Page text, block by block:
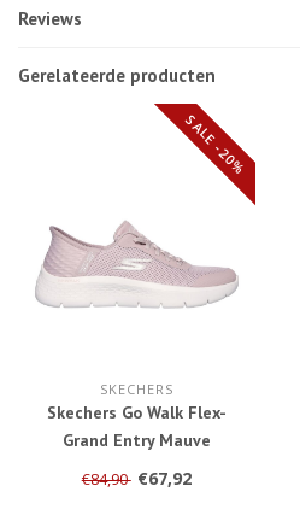
Reviews
Gerelateerde producten
SALE -20%
SKECHERS
Skechers Go Walk Flex-
Grand Entry Mauve
124836/MVE
€84,90 €67,92